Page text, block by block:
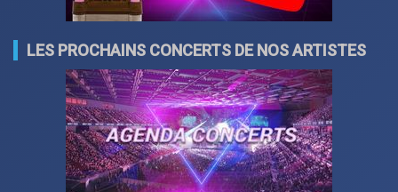
LES PROCHAINS CONCERTS DE NOS ARTISTES